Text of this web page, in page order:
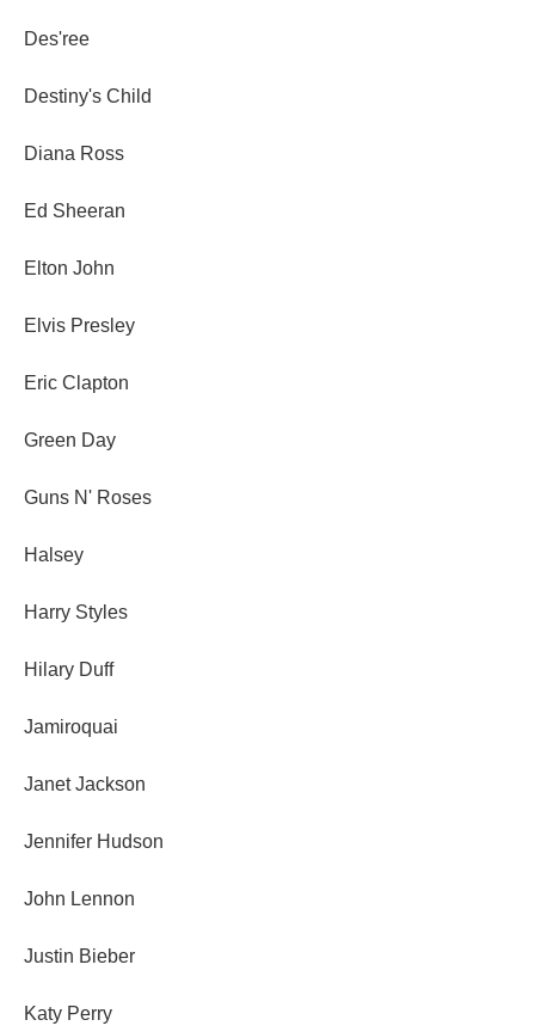
Des'ree
Destiny's Child
Diana Ross
Ed Sheeran
Elton John
Elvis Presley
Eric Clapton
Green Day
Guns N' Roses
Halsey
Harry Styles
Hilary Duff
Jamiroquai
Janet Jackson
Jennifer Hudson
John Lennon
Justin Bieber
Katy Perry